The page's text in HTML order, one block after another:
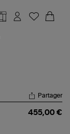
Partager
455,00 €